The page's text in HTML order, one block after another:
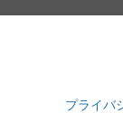
プライバ